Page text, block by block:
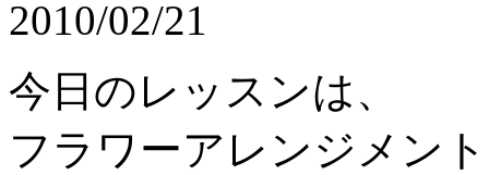
2010/02/21
今日のレッスンは、
フラワーアレンジメン